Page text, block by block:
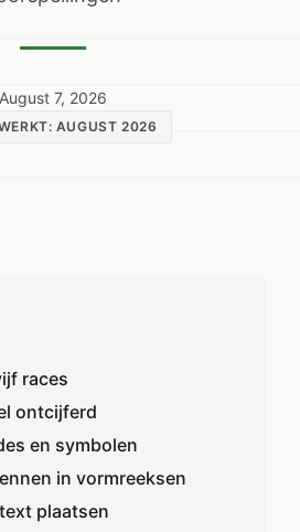
August 7, 2026
AUGUST 2026
races
ontcijferd
en symbolen
in vormreeksen
plaatsen